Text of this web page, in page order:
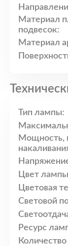
Материал
подвесок:
Материал
Тип лампы:
Мощность,
Цвет
Цветовая
Световой
Ресурс